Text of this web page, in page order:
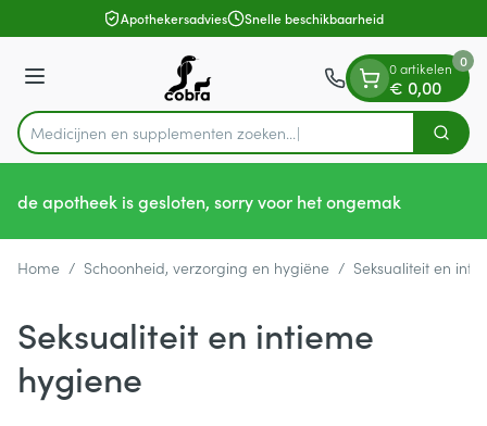
Ga naar de inhoudApothekersadvies Snelle beschikbaarheid
Menu
Product, merk, categorie...
Medicijnen en supplementen zoeken... Zoek
0 artikelen
€ 0,00
0
de apotheek is gesloten, sorry voor het ongemak
Home / Schoonheid, verzorging en hygiëne / Seksualiteit en
Seksualiteit en intieme
hygiene